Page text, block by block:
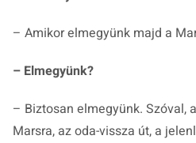
– Amikor elmegyünk majd a
– Elmegyünk?
– Biztosan elmegyünk. Szóval,
Marsra, az oda-vissza út, a